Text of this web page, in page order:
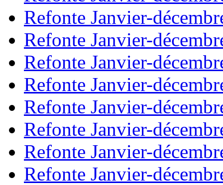
Refonte Janvier-
Refonte Janvier-
Refonte Janvier-
Refonte Janvier-
Refonte Janvier-
Refonte Janvier-
Refonte Janvier-
Refonte Janvier-